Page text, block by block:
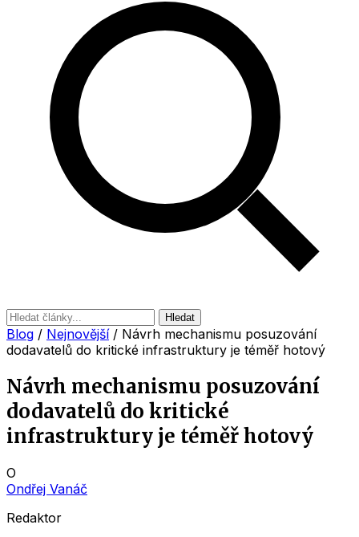
Hledat
Blog / Nejnovější / Návrh mechanismu posuzování
dodavatelů do kritické infrastruktury je téměř hotový
Návrh mechanismu posuzování
dodavatelů do kritické
infrastruktury je téměř hotový
O
Ondřej Vanáč
Redaktor